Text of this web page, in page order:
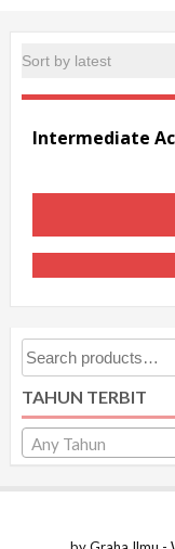
Search
for:
TAHUN TERBIT
Any Tahun